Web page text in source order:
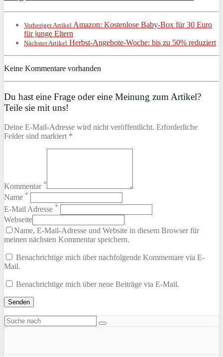
Vorheriger Artikel Amazon: Kostenlose Baby-Box für 30 Euro
für junge Eltern
Nächster Artikel Herbst-Angebote-Woche: bis zu 50% reduziert
Keine Kommentare vorhanden
Du hast eine Frage oder eine Meinung zum Artikel?
Teile sie mit uns!
Deine E-Mail-Adresse wird nicht veröffentlicht. Erforderliche
Felder sind markiert *
Kommentar *
Name *
E-Mail Adresse *
Webseite
Name, E-Mail-Adresse und Website in diesem Browser für
meinen nächsten Kommentar speichern.
Benachrichtige mich über nachfolgende Kommentare via E-
Mail.
Benachrichtige mich über neue Beiträge via E-Mail.